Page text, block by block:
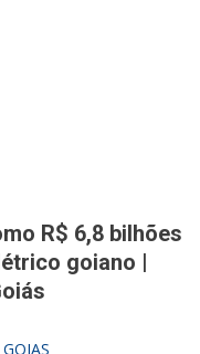
de Rio Verde e
R$ 6,8 bilhões
goiano |